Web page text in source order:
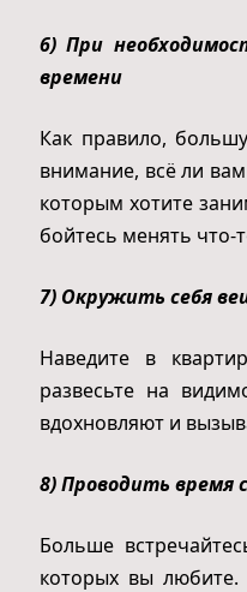
6) При
времени
Как правило,
внимание, всё ли
которым хотите
бойтесь менять что-
7) Окружить себя
Наведите в
развесьте на
вдохновляют и
8) Проводить
Больше
которых вы